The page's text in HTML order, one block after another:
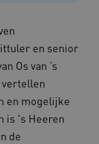
en senior
Os van ’s
vertellen
en mogelijke
is 's Heeren
de